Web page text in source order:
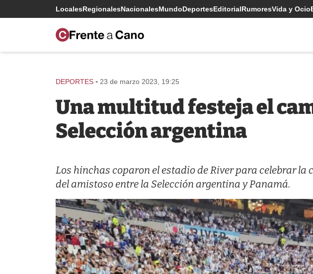
LocalesRegionalesNacionalesMundoDeportesEditorialRumoresVida y Ocio
DEPORTES - 23 de marzo 2023, 19:25
Una multitud festeja el
Selección argentina
Los hinchas coparon el estadio de River para celebrar la
del amistoso entre la Selección argentina y Panamá.